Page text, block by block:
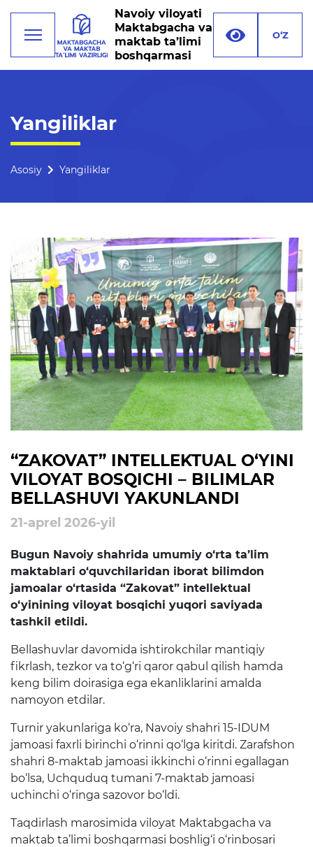
Boshqarma tuzilmasi
Bogʻlanish
Xalqaro aloqalar
Ochiq majlislar o'tkazish
rejalari
Ta'lim
Tahliliy ma'lumotlar
Ta'limga doir terminlar
Kelajak markazi
Hisobotlar
Interaktiv xizmatlar
Elektron kundalik
1-sinfga qabul
Elektron shahodatnoma
Raqamli kutubxona
Yagona elektron tizim
Malaka oshirish
Axborot xizmati
Press-relizlar
OAV biz haqimizda
Ma'ruzalar
Navoiy viloyati
Maktabgacha va
maktab ta’limi
boshqarmasi
O‘Z
Yangiliklar
Asosiy Yangiliklar
“ZAKOVAT” INTELLEKTUAL O‘YINI
VILOYAT BOSQICHI – BILIMLAR
BELLASHUVI YAKUNLANDI
21-aprel 2026-yil
Bugun Navoiy shahrida umumiy o‘rta ta’lim
maktablari o‘quvchilaridan iborat bilimdon
jamoalar o‘rtasida “Zakovat” intellektual
o‘yinining viloyat bosqichi yuqori saviyada
tashkil etildi.
Bellashuvlar davomida ishtirokchilar mantiqiy
fikrlash, tezkor va to‘g‘ri qaror qabul qilish hamda
keng bilim doirasiga ega ekanliklarini amalda
namoyon etdilar.
Turnir yakunlariga ko‘ra, Navoiy shahri 15-IDUM
jamoasi faxrli birinchi o‘rinni qo‘lga kiritdi. Zarafshon
shahri 8-maktab jamoasi ikkinchi o‘rinni egallagan
bo‘lsa, Uchquduq tumani 7-maktab jamoasi
uchinchi o‘ringa sazovor bo‘ldi.
Taqdirlash marosimida viloyat Maktabgacha va
maktab ta’limi boshqarmasi boshlig‘i o‘rinbosari